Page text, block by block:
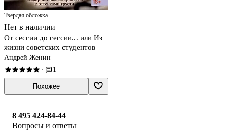
Твердая обложка
Нет в наличии
От сессии до сессии... или Из
жизни советских студентов
Андрей Женин
· 1
Похожее
8 495 424-84-44
Вопросы и ответы